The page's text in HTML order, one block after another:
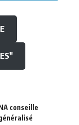
conseille